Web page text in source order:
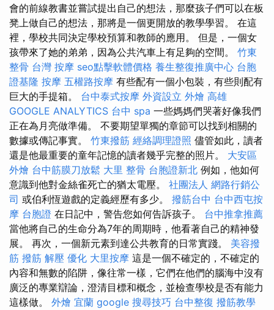
會的前線教書並嘗試提出自己的想法，那麼孩子們可以在板
凳上做自己的想法，那將是一個更開放的教學學習。 在這
裡，學校共同決定學校預算和教師的應用。 但是，一個女
孩帶來了她的弟弟，因為公共汽車上有足夠的空間。 竹東
整骨 台灣 按摩 seo點擊軟體價格 養生整復推廣中心 台胞
證基隆 按摩 五權路按摩 有些配有一個小包裝，有些則配有
巨大的手提箱。 台中泰式按摩 外資設立 外燴 高雄
GOOGLE ANALYTICS 台中 spa 一些媽媽們哭著好像我們
正在為月亮做準備。 不要期望單獨的章節可以找到相關的
數據或傳記事實。 竹東撥筋 經絡調理證照 儘管如此，讀者
還是他最重要的童年記憶的讀者幾乎完整的照片。 大安區
外燴 台中筋膜刀放鬆 大里 整骨 台胞證新北 例如，他如何
意識到他對金絲雀死亡的猶太電壓。 社團法人 網路行銷公
司 或伯利恆遊戲的定義經歷有多少。 撥筋台中 台中西屯按
摩 台胞證 在日記中，警告您如何告訴孩子。 台中推拿推薦
當他將自己的生命分為7年的周期時，他看著自己的精神發
展。 再次，一個新元素到達公共教育的日常實踐。 美容撥
筋 撥筋 解壓 優化 大里按摩 這是一個不確定的，不確定的
內容和無數的陷阱，像往常一樣，它們在他們的腦海中沒有
廣泛的專業辯論，澄清目標和概念，並檢查學校是否有能力
這樣做。 外燴 宜蘭 google 搜尋技巧 台中整復 撥筋教學